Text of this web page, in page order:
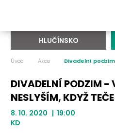
HLUČÍNSKO
Úvod Akce Divadelní
DIVADELNÍ PODZIM -
NESLYŠÍM, KDYŽ
8. 10. 2020 | 19:00
KD